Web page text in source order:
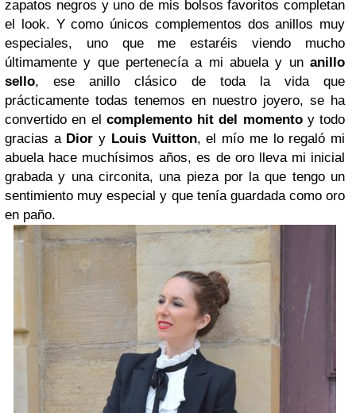
zapatos negros y uno de mis bolsos favoritos completan
el look. Y como únicos complementos dos anillos muy
especiales, uno que me estaréis viendo mucho
últimamente y que pertenecía a mi abuela y un anillo
sello, ese anillo clásico de toda la vida que
prácticamente todas tenemos en nuestro joyero, se ha
convertido en el complemento hit del momentoy todo
gracias a Dior y Louis Vuitton, el mío me lo regaló mi
abuela hace muchísimos años, es de oro lleva mi inicial
grabada y una circonita, una pieza por la que tengo un
sentimiento muy especial y que tenía guardada como oro
en paño.